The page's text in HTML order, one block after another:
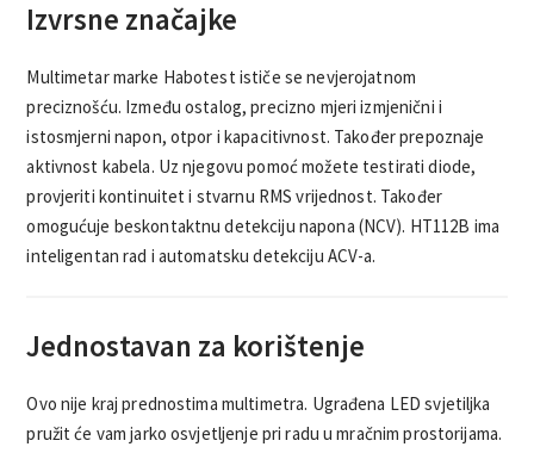
Izvrsne značajke
Multimetar marke Habotest ističe se nevjerojatnom
preciznošću. Između ostalog, precizno mjeri izmjenični i
istosmjerni napon, otpor i kapacitivnost. Također prepoznaje
aktivnost kabela. Uz njegovu pomoć možete testirati diode,
provjeriti kontinuitet i stvarnu RMS vrijednost. Također
omogućuje beskontaktnu detekciju napona (NCV). HT112B ima
inteligentan rad i automatsku detekciju ACV-a.
Jednostavan za korištenje
Ovo nije kraj prednostima multimetra. Ugrađena LED svjetiljka
pružit će vam jarko osvjetljenje pri radu u mračnim prostorijama.